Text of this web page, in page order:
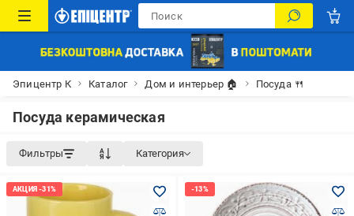
Эпицентр К Каталог Дом и интерьер 🏠 Посуда 🍴
Посуда керамическая
Фильтры Категория